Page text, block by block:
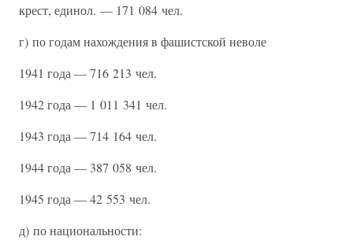
крест, единол. — 171 084 чел.
г) по годам нахождения в фашистской неволе
1941 года — 716 213 чел.
1942 года — 1 011 341 чел.
1943 года — 714 164 чел.
1944 года — 387 058 чел.
1945 года — 42 553 чел.
д) по национальности: